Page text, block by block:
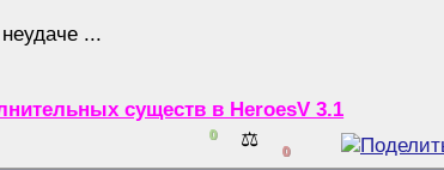
...
существ в HeroesV 3.1
0 ⚖️ 0